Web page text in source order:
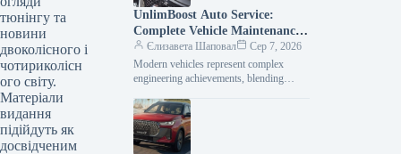
тюнінгу та
новини
двоколісного і
чотириколісн
ого світу.
Матеріали
видання
підійдуть як
досвідченим
UnlimBoost Auto Service:
Complete Vehicle Maintenance
& ECU Tuning
Єлизавета Шаповал
Сер 7, 2026
Modern vehicles represent complex
engineering achievements, blending
with intricate electronic management
systems. When searching for specialized
car…